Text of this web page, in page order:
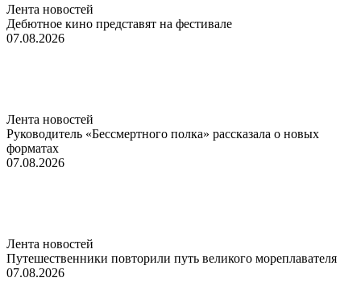
Лента новостей
Дебютное кино представят на фестивале
07.08.2026
Лента новостей
Руководитель «Бессмертного полка» рассказала о новых
форматах
07.08.2026
Лента новостей
Путешественники повторили путь великого мореплавателя
07.08.2026